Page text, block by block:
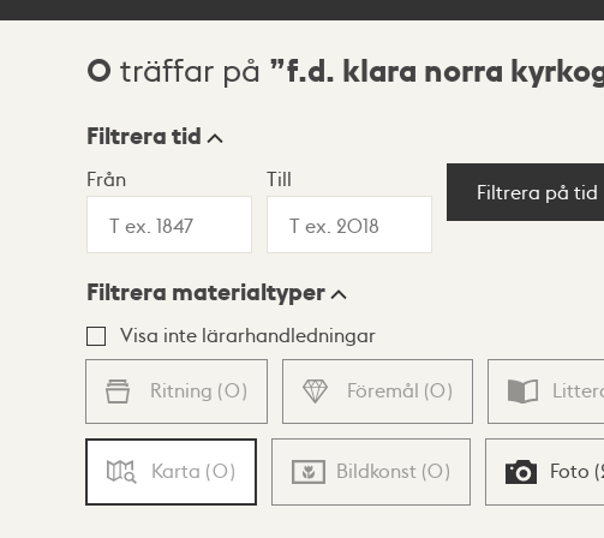
Sökresultat
0 träffar på f.d. klara norra
Visningsläge
Lista Karta
Filtrera tid
Från Till
Filtrera på tid
Filtrera materialtyper
Visa inte lärarhandledningar
Ritning (0) Föremål (0)
Karta (0) Bildkonst (0) Foto (